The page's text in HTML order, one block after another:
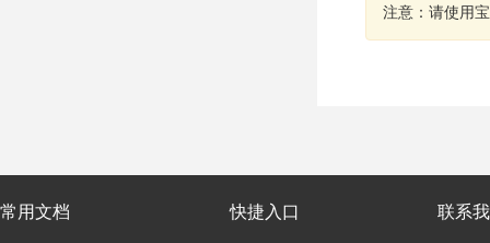
注意：请使用
常用文档 快捷入口 联系